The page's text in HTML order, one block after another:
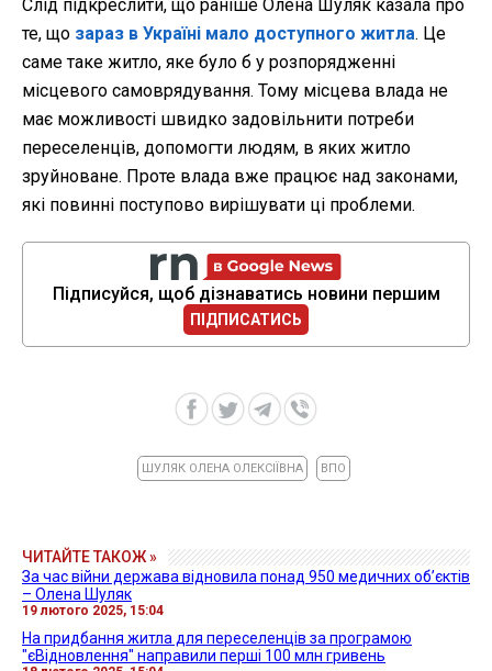
Слід підкреслити, що раніше Олена Шуляк казала про
те, що зараз в Україні мало доступного житла. Це
саме таке житло, яке було б у розпорядженні
місцевого самоврядування. Тому місцева влада не
має можливості швидко задовільнити потреби
переселенців, допомогти людям, в яких житло
зруйноване. Проте влада вже працює над законами,
які повинні поступово вирішувати ці проблеми.
Підписуйся, щоб дізнаватись новини першим
ПІДПИСАТИСЬ
ШУЛЯК ОЛЕНА ОЛЕКСІЇВНА ВПО
ЧИТАЙТЕ ТАКОЖ »
За час війни держава відновила понад 950 медичних об’єктів
– Олена Шуляк
19 лютого 2025, 15:04
На придбання житла для переселенців за програмою
"єВідновлення" направили перші 100 млн гривень